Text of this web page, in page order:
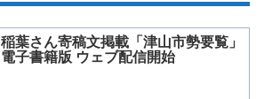
稲葉さん寄稿文掲載「津山市勢要覧」
電子書籍版 ウェブ配信開始